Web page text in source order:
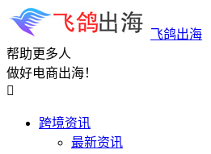
飞鸽出海
帮助更多人
做好电商出海！

跨境资讯
最新资讯